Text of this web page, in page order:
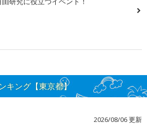
キング【東京都】
2026/08/06 更新